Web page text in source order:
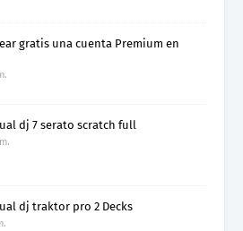
gratis una cuenta Premium en
dj 7 serato scratch full
dj traktor pro 2 Decks